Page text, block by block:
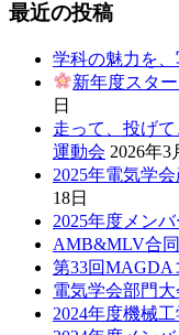
最近の投稿
学科の魅力を
新年度スタ
日
走って、投げ
運動会 2026年3
2025年電気学
18日
2025年度メンバ
AMB&MLV合
第33回MAGDA
電気学会部門大
2024年度機械